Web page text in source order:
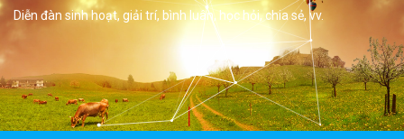
Diễn đàn sinh hoạt, giải trí, bình luân, học hỏi, chia sẻ, vv.